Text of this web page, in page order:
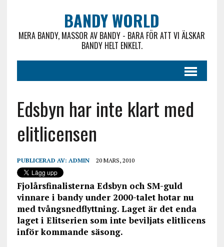
BANDY WORLD
MERA BANDY, MASSOR AV BANDY - BARA FÖR ATT VI ÄLSKAR
BANDY HELT ENKELT.
Edsbyn har inte klart med
elitlicensen
PUBLICERAD AV: ADMIN 20 MARS, 2010
Fjolårsfinalisterna Edsbyn och SM-guld
vinnare i bandy under 2000-talet hotar nu
med tvångsnedflyttning. Laget är det enda
laget i Elitserien som inte beviljats elitlicens
inför kommande säsong.